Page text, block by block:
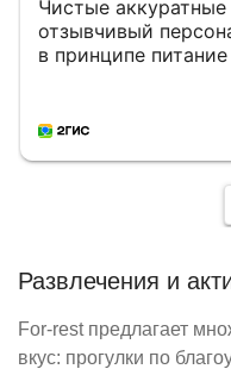
любителей
вкуснейший
стабильный Wi-Fi
рекомендую!
Чистые
отзывчивый
в принципе
Развлечения и
For-rest предлагает
вкус: прогулки по